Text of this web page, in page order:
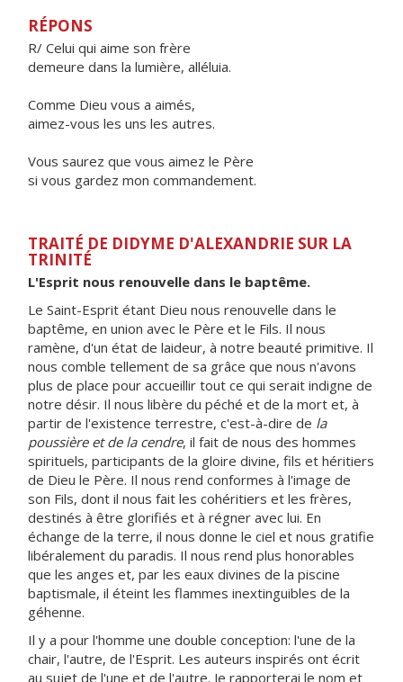
RÉPONS
R/ Celui qui aime son frère
demeure dans la lumière, alléluia.
Comme Dieu vous a aimés,
aimez-vous les uns les autres.
Vous saurez que vous aimez le Père
si vous gardez mon commandement.
TRAITÉ DE DIDYME D'ALEXANDRIE SUR LA
TRINITÉ
L'Esprit nous renouvelle dans le baptême.
Le Saint-Esprit étant Dieu nous renouvelle dans le
baptême, en union avec le Père et le Fils. Il nous
ramène, d'un état de laideur, à notre beauté primitive. Il
nous comble tellement de sa grâce que nous n'avons
plus de place pour accueillir tout ce qui serait indigne de
notre désir. Il nous libère du péché et de la mort et, à
partir de l'existence terrestre, c'est-à-dire de la
poussière et de la cendre, il fait de nous des hommes
spirituels, participants de la gloire divine, fils et héritiers
de Dieu le Père. Il nous rend conformes à l'image de
son Fils, dont il nous fait les cohéritiers et les frères,
destinés à être glorifiés et à régner avec lui. En
échange de la terre, il nous donne le ciel et nous gratifie
libéralement du paradis. Il nous rend plus honorables
que les anges et, par les eaux divines de la piscine
baptismale, il éteint les flammes inextinguibles de la
géhenne.
Il y a pour l'homme une double conception: l'une de la
chair, l'autre, de l'Esprit. Les auteurs inspirés ont écrit
au sujet de l'une et de l'autre. Je rapporterai le nom et